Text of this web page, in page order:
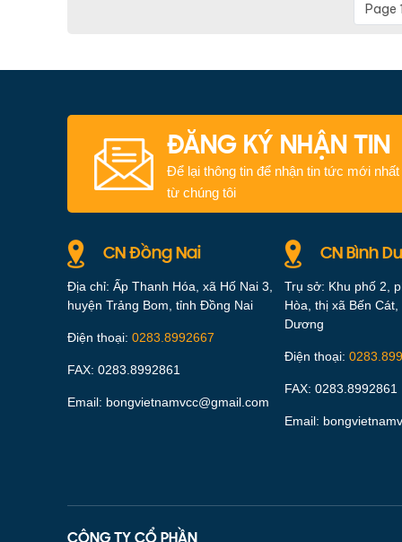
Page
ĐĂNG KÝ NHẬN TIN
Để lại thông tin để nhận tin tức mới nhất
từ chúng tôi
CN Đồng Nai
Địa chỉ: Ấp Thanh Hóa, xã Hố Nai 3,
huyện Trảng Bom, tỉnh Đồng Nai
Điện thoại: 0283.8992667
FAX: 0283.8992861
Email: bongvietnamvcc@gmail.com
CN Bình
Trụ sở: Khu phố 2,
Hòa, thị xã Bến
Dương
Điện thoại:
FAX: 0283.8992861
Email: